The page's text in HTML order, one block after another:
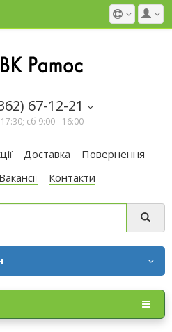
67-12-21
сб 9:00 - 16:00
Доставка
Повернення
Вакансії Контакти